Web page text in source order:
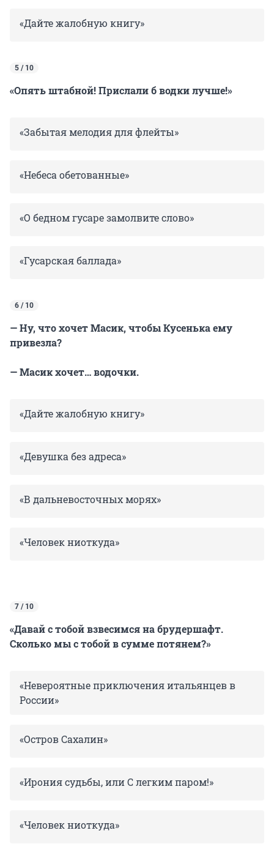
«Дайте жалобную книгу»
5 / 10
«Опять штабной! Прислали б водки лучше!»
«Забытая мелодия для флейты»
«Небеса обетованные»
«О бедном гусаре замолвите слово»
«Гусарская баллада»
6 / 10
— Ну, что хочет Масик, чтобы Кусенька ему
привезла?
— Масик хочет… водочки.
«Дайте жалобную книгу»
«Девушка без адреса»
«В дальневосточных морях»
«Человек ниоткуда»
7 / 10
«Давай с тобой взвесимся на брудершафт.
Сколько мы с тобой в сумме потянем?»
«Невероятные приключения итальянцев в
России»
«Остров Сахалин»
«Ирония судьбы, или С легким паром!»
«Человек ниоткуда»